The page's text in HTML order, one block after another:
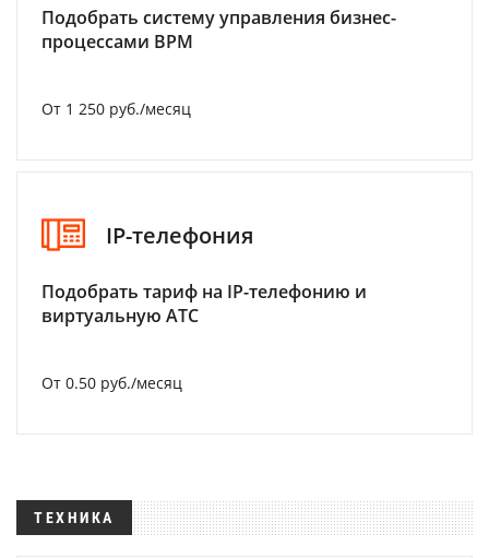
Подобрать систему управления бизнес-
процессами BPM
От 1 250 руб./месяц
IP-телефония
Подобрать тариф на IP-телефонию и
виртуальную АТС
От 0.50 руб./месяц
ТЕХНИКА